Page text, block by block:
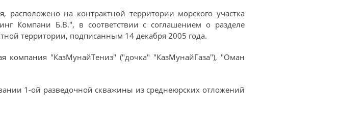
расположено на контрактной территории морского участка
Компани Б.В.", в соответствии с соглашением о разделе
территории, подписанным 14 декабря 2005 года.
"КазМунайТениз" ("дочка" "КазМунайГаза"), "Оман
1-ой разведочной скважины из среднеюрских отложений